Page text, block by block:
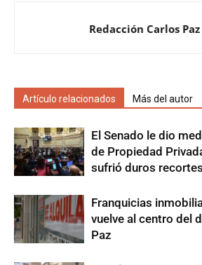
Redacción Carlos
Artículo relacionados Más del autor
El Senado le dio
de Propiedad
sufrió duros recortes
Franquicias
vuelve al centro del
Paz